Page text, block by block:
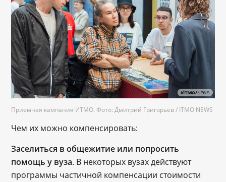
Приемная кампания ИТМО. Фото: Дмитрий Григорьев / ITMO NEWS
Чем их можно компенсировать:
Заселиться в общежитие или попросить
помощь у вуза. В некоторых вузах действуют
программы частичной компенсации стоимости